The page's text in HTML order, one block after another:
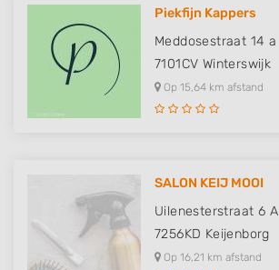
Piekfijn Kappers
Meddosestraat 14 a
7101CV Winterswijk
Op 15,64 km afstand
SALON KEIJ MOOI
Uilenesterstraat 6 A
7256KD Keijenborg
Op 16,21 km afstand